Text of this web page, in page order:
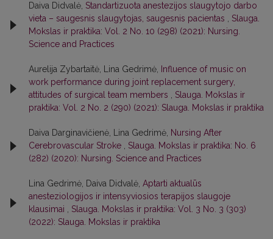
Daiva Didvalė, Standartizuota anestezijos slaugytojo darbo
vieta – saugesnis slaugytojas, saugesnis pacientas , Slauga.
Mokslas ir praktika: Vol. 2 No. 10 (298) (2021): Nursing.
Science and Practices
Aurelija Zybartaitė, Lina Gedrimė, Influence of music on
work performance during joint replacement surgery,
attitudes of surgical team members , Slauga. Mokslas ir
praktika: Vol. 2 No. 2 (290) (2021): Slauga. Mokslas ir praktika
Daiva Darginavičienė, Lina Gedrimė, Nursing After
Cerebrovascular Stroke , Slauga. Mokslas ir praktika: No. 6
(282) (2020): Nursing. Science and Practices
Lina Gedrimė, Daiva Didvalė, Aptarti aktualūs
anesteziologijos ir intensyviosios terapijos slaugoje
klausimai , Slauga. Mokslas ir praktika: Vol. 3 No. 3 (303)
(2022): Slauga. Mokslas ir praktika